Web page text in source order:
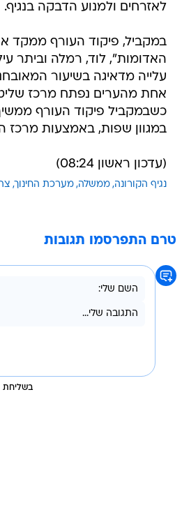
לאזרחים ולמנוע הדבקה בנגיף.
במקביל, פיקוד העורף ממקד
האדומות", לוד, רמלה וביתר
עלייה מדאיגה בשיעור
אחת מהערים נפתח מרכז
כשבמקביל פיקוד העורף
במגוון שפות, באמצעות מרכז
(עדכון ראשון 08:24)
נגיף הקורונה ממשלה מערכת החינוך
טרם התפרסמו תגובות
בשליחת